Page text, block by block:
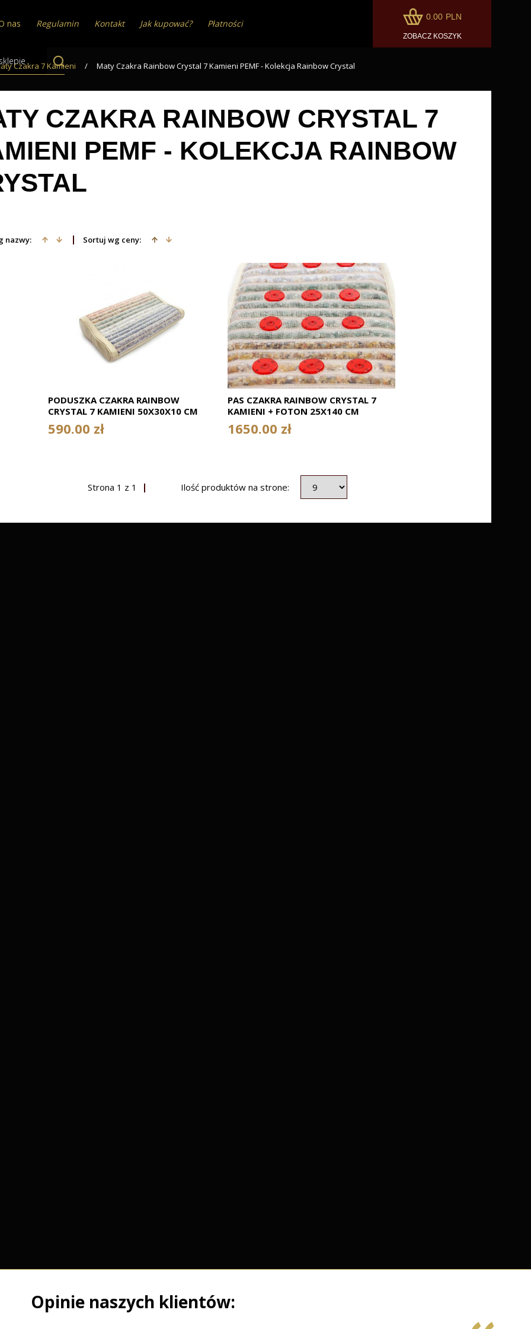
nas Regulamin Kontakt Jak kupować? Płatności
0.00 PLN
ZOBACZ KOSZYK
Czakra 7 Kamieni / Maty Czakra Rainbow Crystal 7 Kamieni PEMF - Kolekcja Rainbow Crystal
CZAKRA RAINBOW CRYSTAL 7
PEMF - KOLEKCJA RAINBOW
nazwy: Sortuj wg ceny:
PODUSZKA CZAKRA RAINBOW
CRYSTAL 7 KAMIENI 50X30X10 CM
ZNAKOMITA JAKOŚĆ KAMIENI
SZLACHETNYCH ! LUKSUSOWE
590.00 zł
PAS CZAKRA RAINBOW CRYSTAL 7
KAMIENI + FOTON 25X140 CM
ZNAKOMITA JAKOŚĆ KAMIENI
SZLACHETNYCH ! LUKSUSOWE
1650.00 zł
Strona 1 z 1 Ilość produktów na strone:
Opinie naszych klientów: